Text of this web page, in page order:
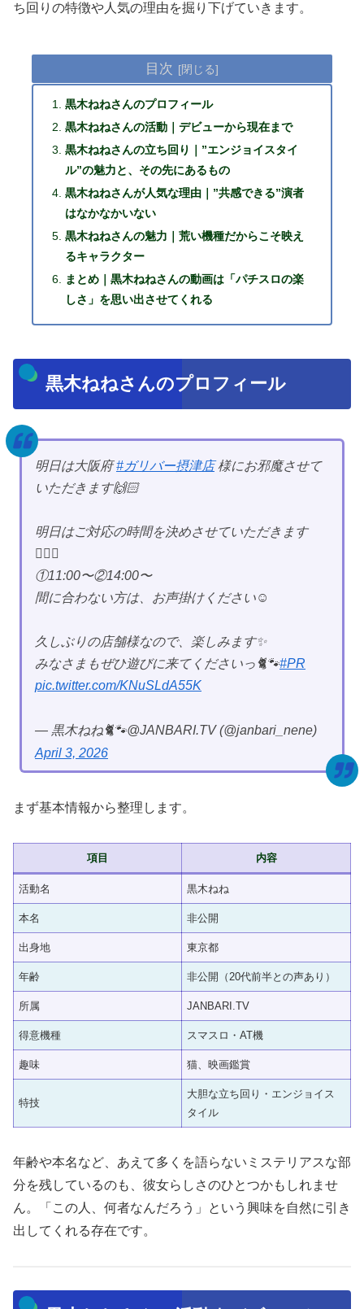
ち回りの特徴や人気の理由を掘り下げていきます。
目次
黒木ねねさんのプロフィール
黒木ねねさんの活動｜デビューから現在まで
黒木ねねさんの立ち回り｜”エンジョイスタイ
ル”の魅力と、その先にあるもの
黒木ねねさんが人気な理由｜”共感できる”演者
はなかなかいない
黒木ねねさんの魅力｜荒い機種だからこそ映え
るキャラクター
まとめ｜黒木ねねさんの動画は「パチスロの楽
しさ」を思い出させてくれる
黒木ねねさんのプロフィール
明日は大阪府#ガリバー摂津店様にお邪魔させて
いただきます🙌🏻
明日はご対応の時間を決めさせていただきます
🙇🏻‍♀️
①11:00〜②14:00〜
間に合わない方は、お声掛けください☺️
久しぶりの店舗様なので、楽しみます✨
みなさまもぜひ遊びに来てくださいっ🐈🐾#PR
pic.twitter.com/KNuSLdA55K
— 黒木ねね🐈🐾@JANBARI.TV (@janbari_nene)
April 3, 2026
まず基本情報から整理します。
項目 内容
活動名 黒木ねね
本名 非公開
出身地 東京都
年齢 非公開（20代前半との声あり）
所属 JANBARI.TV
得意機種 スマスロ・AT機
趣味 猫、映画鑑賞
特技
大胆な立ち回り・エンジョイス
タイル
年齢や本名など、あえて多くを語らないミステリアスな部
分を残しているのも、彼女らしさのひとつかもしれませ
ん。「この人、何者なんだろう」という興味を自然に引き
出してくれる存在です。